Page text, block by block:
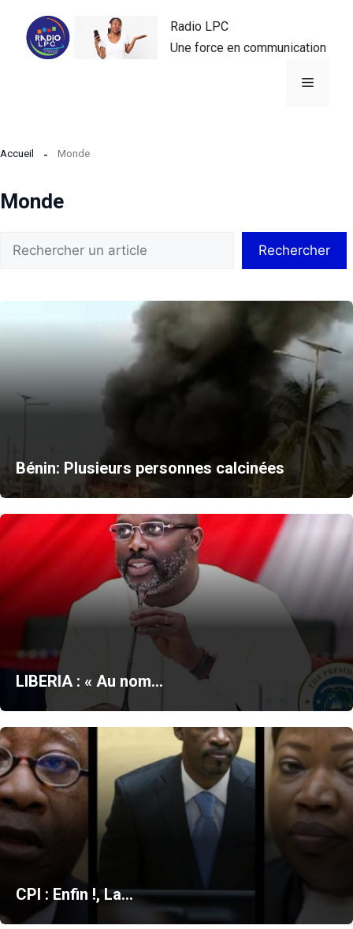
contenu
Radio LPC
Une force en communication
Menu
Accueil Monde
Monde
Rechercher
Rechercher
Bénin: Plusieurs personnes calcinées
LIBERIA : « Au nom…
CPI : Enfin !, La…